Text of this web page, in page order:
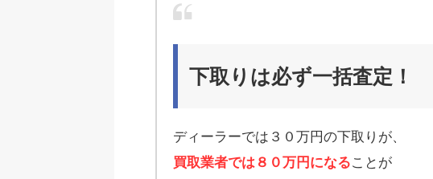
下取りは必ず一括査定！
ディーラーでは３０万円の下取りが、
買取業者では８０万円になることが